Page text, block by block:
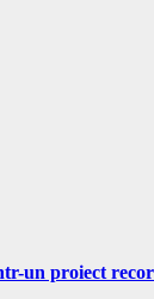
un proiect